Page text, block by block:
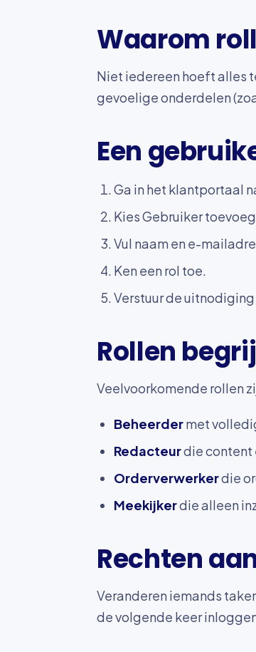
Waarom
Niet iedereen hoeft alles
gevoelige onderdelen
Een
Ga in het klantportaal
Kies Gebruiker
Vul naam en e-
Ken een rol toe.
Verstuur de
Rollen
Veelvoorkomende rollen
Beheerdermet
Redacteurdie content
Orderverwerkerdie
Meekijkerdie alleen
Rechten
Veranderen iemands
de volgende keer